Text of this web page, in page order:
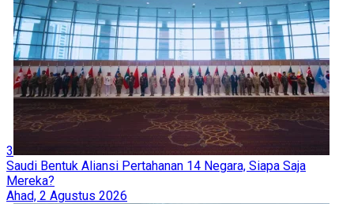
3
Saudi Bentuk Aliansi Pertahanan 14 Negara, Siapa Saja
Mereka?
Ahad, 2 Agustus 2026